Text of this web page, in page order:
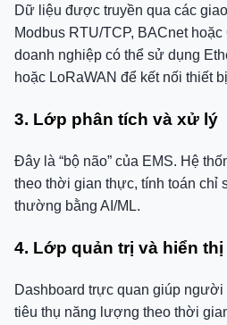
Dữ liệu được truyền qua các
Modbus RTU/TCP, BACnet
doanh nghiệp có thể sử dụng
hoặc LoRaWAN để kết nối thiết
3. Lớp phân tích và xử lý
Đây là “bộ não” của EMS. Hệ
theo thời gian thực, tính toán chỉ
thường bằng AI/ML.
4. Lớp quản trị và hiển thị
Dashboard trực quan giúp
tiêu thụ năng lượng theo thời